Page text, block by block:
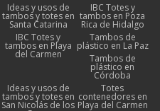
Ideas y usos de
tambos y totes en
Santa Catarina
IBC Totes y
tambos en Poza
Rica de Hidalgo
IBC Totes y
tambos en Playa
del Carmen
Tambos de
plástico en La Paz
Tambos de
plástico en
Córdoba
Ideas y usos de
tambos y totes en
San Nicolás de los
Totes
contenedores en
Playa del Carmen